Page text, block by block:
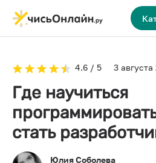
4.6 / 5 3 августа
Где научиться
стать
Юлия Соболева